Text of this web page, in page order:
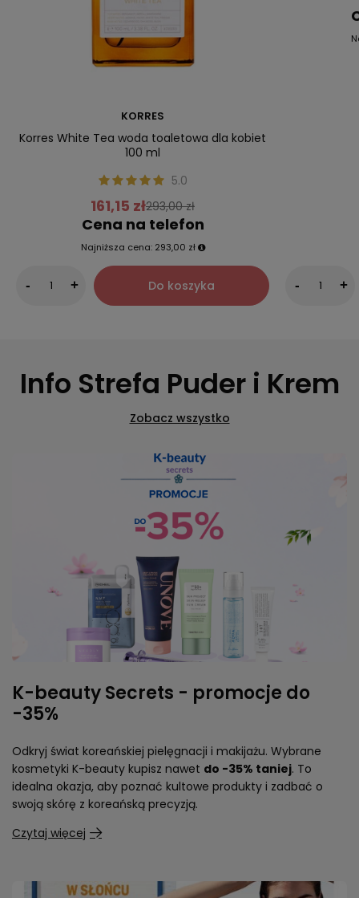
KORRES
Korres White Tea woda toaletowa dla kobiet
100 ml
5.0
161,15 zł293,00 zł
Cena na telefon
Najniższa cena: 293,00 zł
- + Do koszyka - +
Info Strefa Puder i Krem
Zobacz wszystko
K-beauty Secrets - promocje do
-35%
Odkryj świat koreańskiej pielęgnacji i makijażu. Wybrane
kosmetyki K-beauty kupisz nawet do -35% taniej. To
idealna okazja, aby poznać kultowe produkty i zadbać o
swoją skórę z koreańską precyzją.
Czytaj więcej